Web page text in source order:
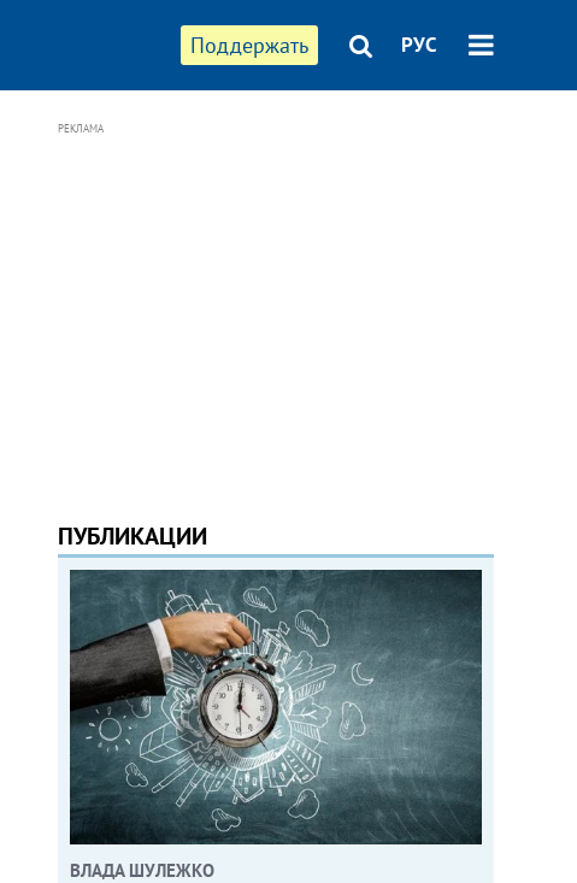
Поддержать РУС
РЕКЛАМА
ПУБЛИКАЦИИ
ВЛАДА ШУЛЕЖКО